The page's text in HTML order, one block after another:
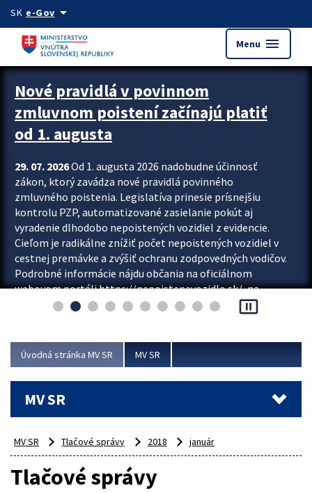
Preskocit na hlavný obsah
SK e-Govarrow_drop_down
Menu menu
Zastavit automatický posun upútavok
Nové pravidlá v povinnom
zmluvnom poistení začínajú platiť
od 1. augusta
29. 07. 2026Od 1. augusta 2026 nadobudne účinnosť
zákon, ktorý zavádza nové pravidlá povinného
zmluvného poistenia. Legislatíva prinesie prísnejšiu
kontrolu PZP, automatizované zasielanie pokút aj
vyradenie dlhodobo nepoistených vozidiel z evidencie.
Cieľom je radikálne znížiť počet nepoistených vozidiel v
cestnej premávke a zvýšiť ochranu zodpovedných vodičov.
Podrobné informácie nájdu občania na oficiálnom
webovom portáli https://nepoistenevozidlo.sk/, na
ktorom od augusta pribudne aj možnosť overiť si...
pause_presentation
Úvodná stránka MV SR MV SR
MV SR
MV SR Tlačové správy 2018 január
Tlačové správy